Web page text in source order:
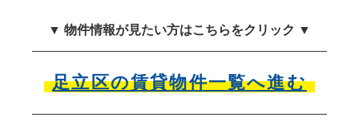
▼ 物件情報が見たい方はこちらをクリック ▼
足立区の賃貸物件一覧へ進む